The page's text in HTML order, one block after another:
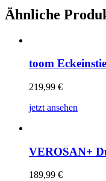
Ähnliche
toom
219,99 €
jetzt ansehen
VEROSAN+
189,99 €